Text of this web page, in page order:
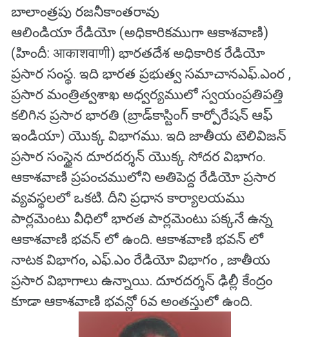
బాలాంత్రపు రజనీకాంతరావు
ఆలిండియా రేడియో (అధికారికముగా ఆకాశవాణి)
(హిందీ: आकाशवाणी) భారతదేశ అధికారిక రేడియో
ప్రసార సంస్థ. ఇది భారత ప్రభుత్వ సమాచానఎఫ్.ఎంర ,
ప్రసార మంత్రిత్వశాఖ అధ్వర్యములో స్వయంప్రతిపత్తి
కలిగిన ప్రసార భారతి (బ్రాడ్‌కాస్టింగ్ కార్పోరేషన్ ఆఫ్
ఇండియా) యొక్క విభాగము. ఇది జాతీయ టెలివిజన్
ప్రసార సంస్థైన దూరదర్శన్ యొక్క సోదర విభాగం.
ఆకాశవాణి ప్రపంచములోని అతిపెద్ద రేడియో ప్రసార
వ్యవస్థలలో ఒకటి. దీని ప్రధాన కార్యాలయము
పార్లమెంటు వీధిలో భారత పార్లమెంటు పక్కనే ఉన్న
ఆకాశవాణి భవన్ లో ఉంది. ఆకాశవాణి భవన్ లో
నాటక విభాగం, ఎఫ్.ఎం రేడియో విభాగం , జాతీయ
ప్రసార విభాగాలు ఉన్నాయి. దూరదర్శన్ ఢిల్లీ కేంద్రం
కూడా ఆకాశవాణి భవన్లో 6వ అంతస్తులో ఉంది.